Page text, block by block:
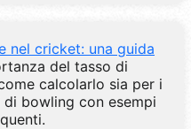
nel cricket: una guida
del tasso di
calcolarlo sia per i
bowling con esempi